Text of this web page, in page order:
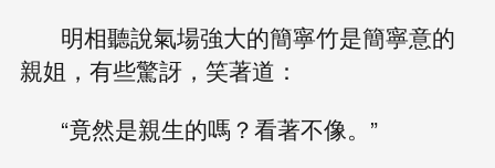
明相聽說氣場強大的簡寧竹是簡寧意的
親姐，有些驚訝，笑著道：
“竟然是親生的嗎？看著不像。”